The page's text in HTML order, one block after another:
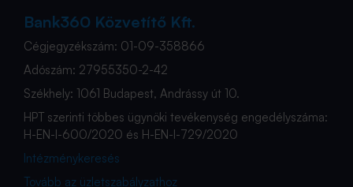
Bank360 Közvetítő Kft.
Cégjegyzékszám: 01-09-358866
Adószám: 27955350-2-42
Székhely: 1061 Budapest, Andrássy út 10.
HPT szerinti többes ügynöki tevékenység engedélyszáma:
H-EN-I-600/2020 és H-EN-I-729/2020
Intézménykeresés
Tovább az üzletszabályzathoz